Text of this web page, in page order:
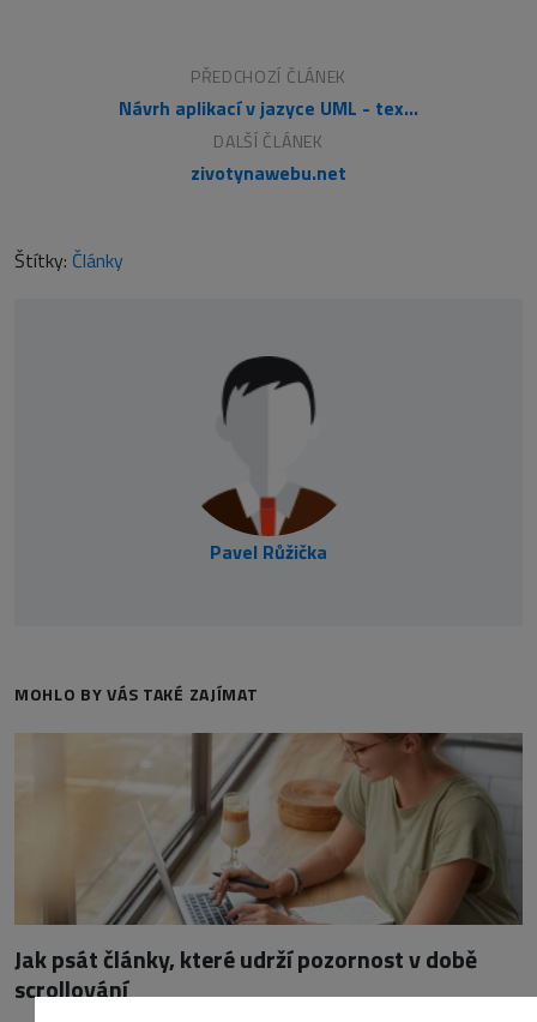
PŘEDCHOZÍ ČLÁNEK
Návrh aplikací v jazyce UML - textová specifikace případů užití
DALŠÍ ČLÁNEK
zivotynawebu.net
Štítky: Články
Pavel Růžička
MOHLO BY VÁS TAKÉ ZAJÍMAT
Jak psát články, které udrží pozornost v době
scrollování